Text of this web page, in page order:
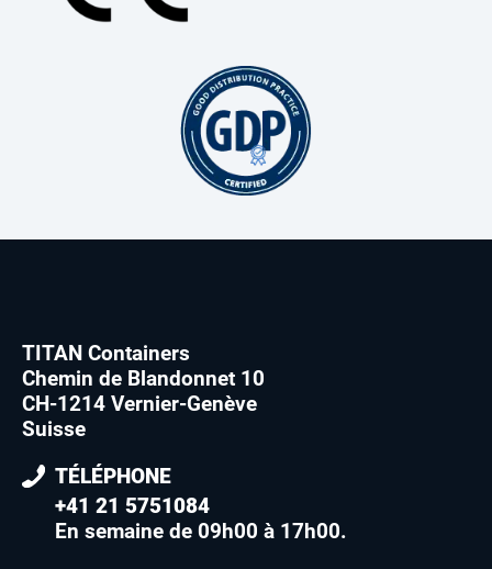
TITAN Containers
Chemin de Blandonnet 10
CH-1214 Vernier-Genève
Suisse
TÉLÉPHONE
+41 21 5751084
En semaine de 09h00 à 17h00.